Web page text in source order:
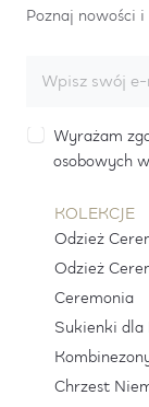
Poznaj nowości
Wyrażam
osobowych
KOLEKCJE
Odzież
Odzież
Ceremonia
Sukienki
Chrzest